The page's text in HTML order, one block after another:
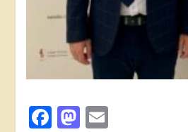
Facebook
Mastodon